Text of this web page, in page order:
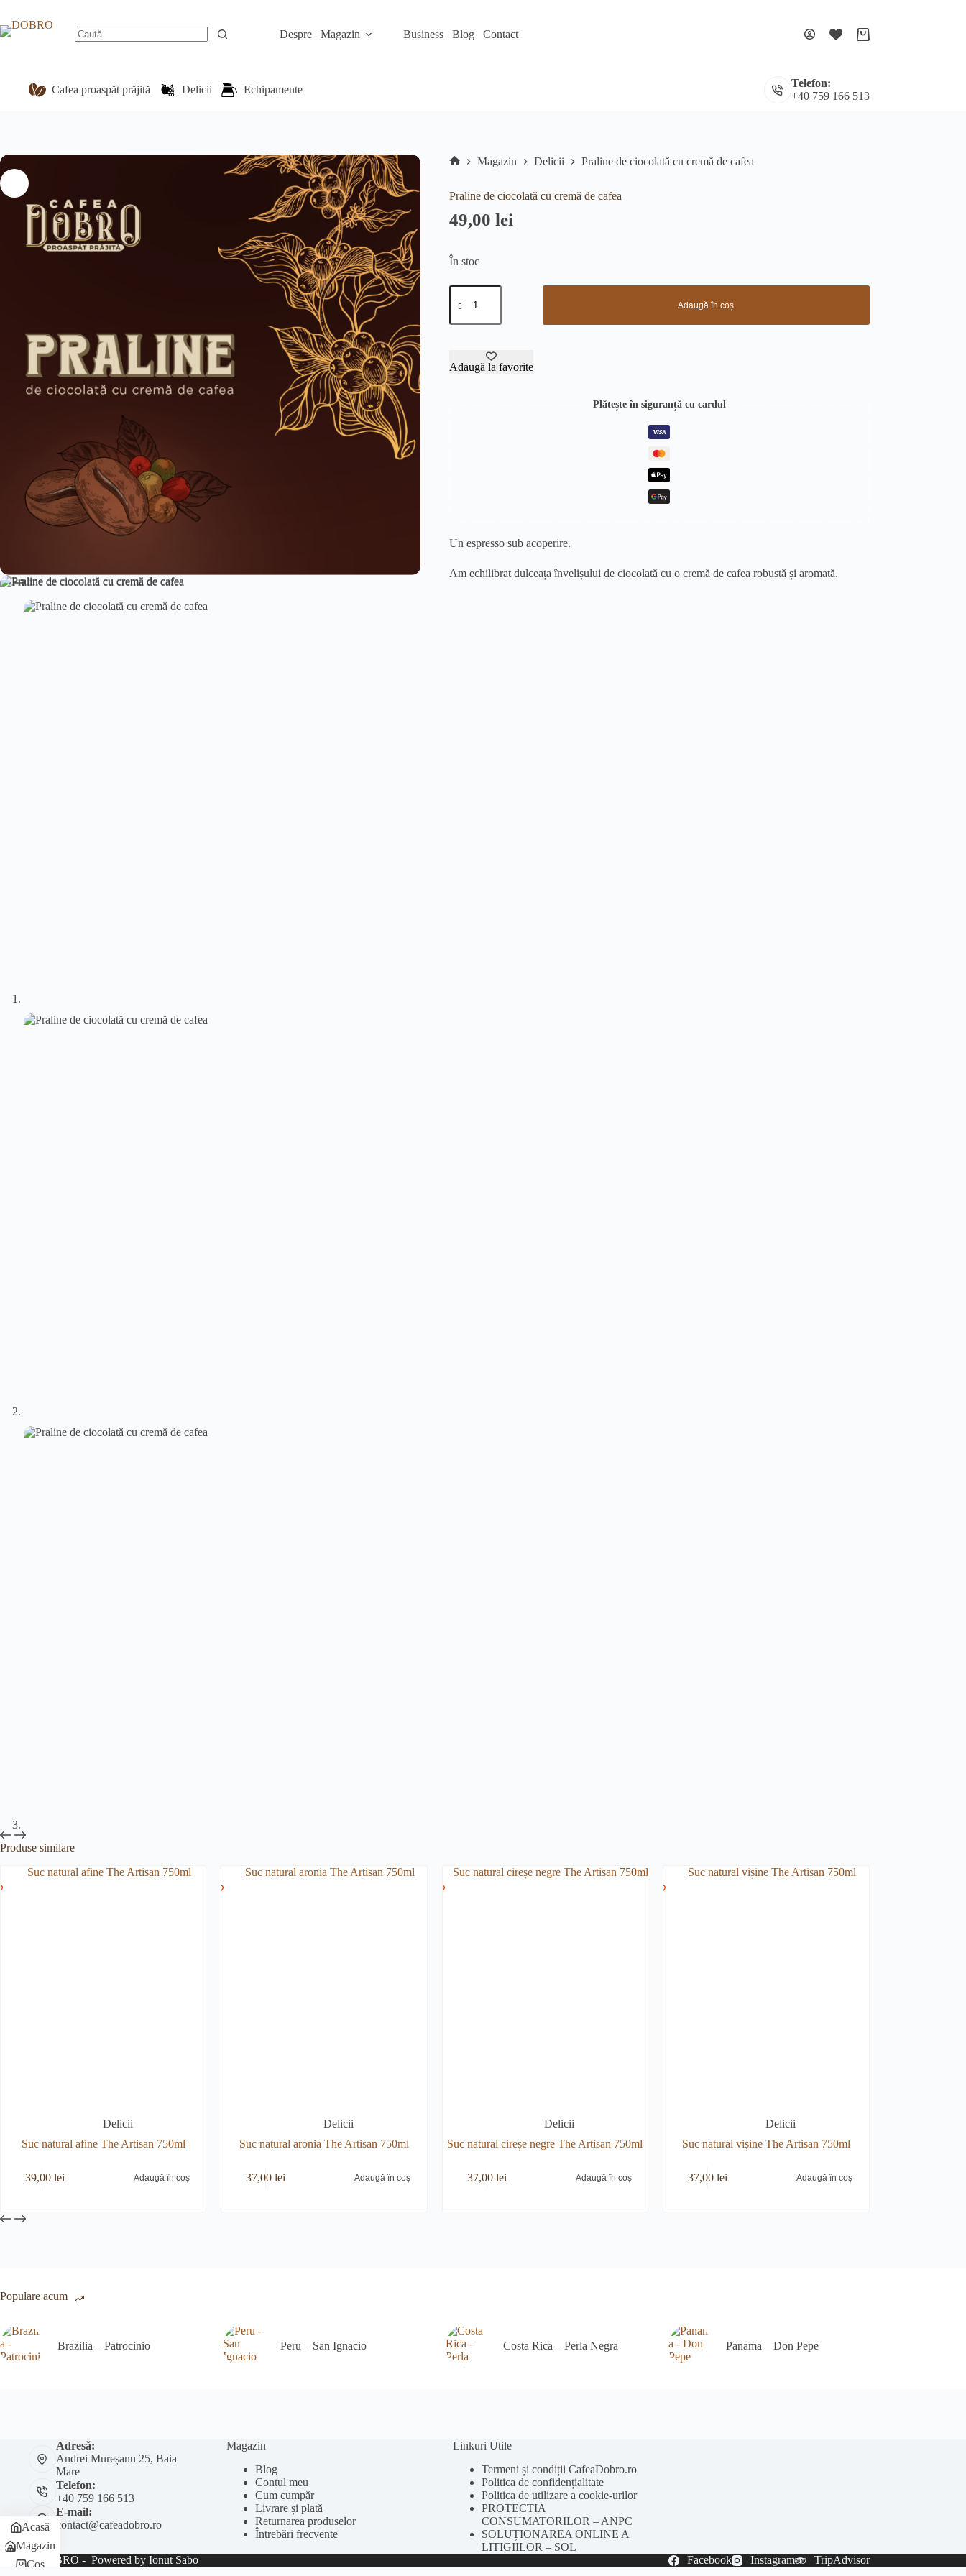
conținut
Despre Magazin Business Blog Contact
Coș
Cafea proaspăt prăjită
Delicii Echipamente
Telefon:
+40 759 166 513
Magazin Delicii Praline de ciocolată cu cremă de cafea
Praline de ciocolată cu cremă de cafea
49,00 lei
În stoc
Cantitate
Praline
ciocolată
de
Adaugă în coș
Adaugă la favorite
Plătește în siguranță cu cardul
Un espresso sub acoperire.
Am echilibrat dulceața învelișului de ciocolată cu o cremă de cafea robustă și aromată.
Produse similare
Delicii
Suc natural afine The Artisan 750ml
39,00 lei Adaugă în coș
Delicii
Suc natural aronia The Artisan 750ml
37,00lei Adaugă în coș
Delicii
Suc natural cireșe negre The Artisan 750ml
37,00 lei Adaugă în coș
Delicii
Suc natural vișine The Artisan 750ml
37,00lei Adaugă în coș
Populare acum
Brazilia – Patrocinio Peru – San Ignacio Costa Rica – Perla Negra Panama – Don Pepe
Adresă:
Andrei Mureșanu 25, Baia
Mare
Telefon:
+40 759 166 513
E-mail:
contact@cafeadobro.ro
Magazin
Blog
Contul meu
Cum cumpăr
Livrare și plată
Returnarea produselor
Întrebări frecvente
Linkuri Utile
Termeni și condiții CafeaDobro.ro
Politica de confidențialitate
Politica de utilizare a cookie-urilor
PROTECTIA
CONSUMATORILOR – ANPC
SOLUȚIONAREA ONLINE A
LITIGIILOR – SOL
© 2026 DOBRO - Powered by Ionut Sabo Facebook Instagram TripAdvisor
Acasă
Magazin
Coș